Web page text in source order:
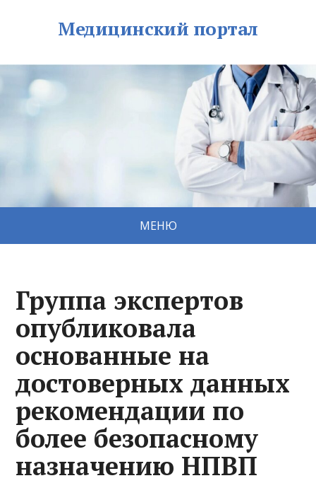
Медицинский портал
МЕНЮ
Группа экспертов
опубликовала
основанные на
достоверных данных
рекомендации по
более безопасному
назначению НПВП